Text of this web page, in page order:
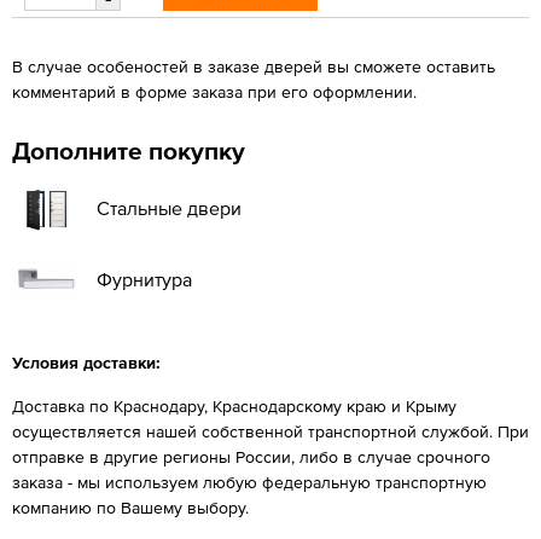
В случае особеностей в заказе дверей вы сможете оставить
комментарий в форме заказа при его оформлении.
Дополните покупку
Стальные двери
Фурнитура
Условия доставки:
Доставка по Краснодару, Краснодарскому краю и Крыму
осуществляется нашей собственной транспортной службой. При
отправке в другие регионы России, либо в случае срочного
заказа - мы используем любую федеральную транспортную
компанию по Вашему выбору.